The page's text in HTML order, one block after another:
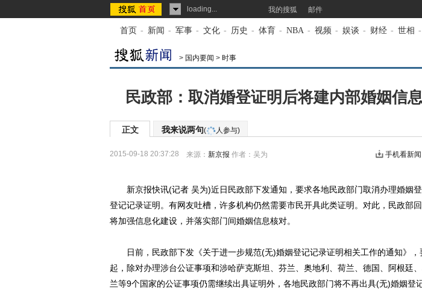
loading... 我的搜狐 邮件
首页 - 新闻 - 军事 - 文化 - 历史 - 体育 - NBA - 视频 - 娱谈 - 财经 - 世相 -
> 国内要闻 > 时事
民政部：取消婚登证明后将建内部婚姻信
正文 我来说两句( 人参与)
2015-09-18 20:37:28 来源： 新京报 作者：吴为 手机看新闻
新京报快讯(记者 吴为)近日民政部下发通知，要求各地民政部门取消办理婚姻
登记记录证明。有网友吐槽，许多机构仍然需要市民开具此类证明。对此，民政部
将加强信息化建设，并落实部门间婚姻信息核对。
日前，民政部下发《关于进一步规范(无)婚姻登记记录证明相关工作的通知》，
起，除对办理涉台公证事项和涉哈萨克斯坦、芬兰、奥地利、荷兰、德国、阿根廷
兰等9个国家的公证事项仍需继续出具证明外，各地民政部门将不再出具(无)婚姻登